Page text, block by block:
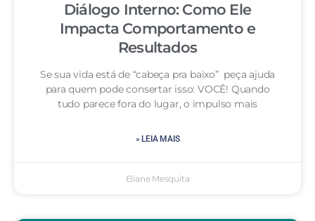
Diálogo Interno: Como Ele
Impacta Comportamento e
Resultados
Se sua vida está de “cabeça pra baixo” peça ajuda
para quem pode consertar isso: VOCÊ! Quando
tudo parece fora do lugar, o impulso mais
» LEIA MAIS
Eliane Mesquita